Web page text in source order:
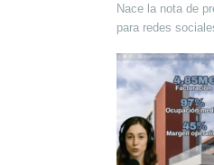
Nace la nota de
para redes